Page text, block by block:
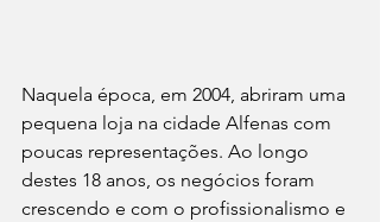
Naquela época, em 2004, abriram uma
pequena loja na cidade Alfenas com
poucas representações. Ao longo
destes 18 anos, os negócios foram
crescendo e com o profissionalismo e